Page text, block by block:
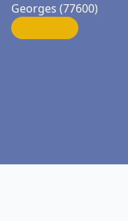
Georges (77600)